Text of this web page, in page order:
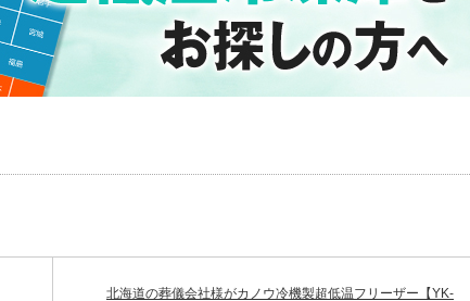
北海道の葬儀会社様がカノウ冷機製超低温フリーザー【YK-